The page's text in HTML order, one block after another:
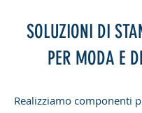
SOLUZIONI DI
PER MODA E
Realizziamo componenti